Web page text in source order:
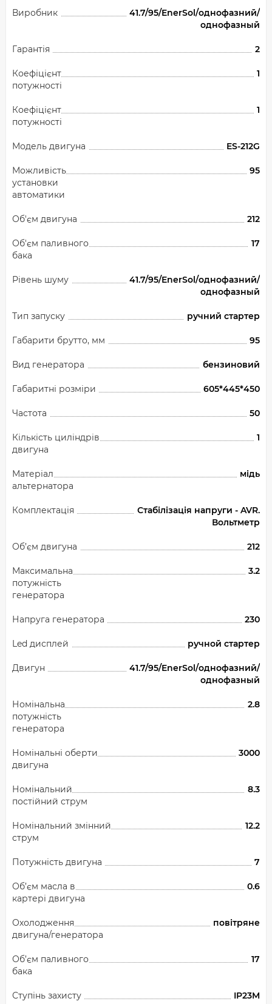
Виробник
41.7/95/EnerSol/однофазний/
однофазный
Гарантія 2
Коефіцієнт
потужності
1
Коефіцієнт
потужності
1
Модель двигуна ES-212G
Можливість
установки
автоматики
95
Об'єм двигуна 212
Об'єм паливного
бака
17
Рівень шуму
41.7/95/EnerSol/однофазний/
однофазный
Тип запуску ручний стартер
Габарити брутто, мм 95
Вид генератора бензиновий
Габаритні розміри 605*445*450
Частота 50
Кількість циліндрів
двигуна
1
Матеріал
альтернатора
мідь
Комплектація
Стабілізація напруги - AVR.
Вольтметр
Об’єм двигуна 212
Максимальна
потужність
генератора
3.2
Напруга генератора 230
Led дисплей ручной стартер
Двигун
41.7/95/EnerSol/однофазний/
однофазный
Номінальна
потужність
генератора
2.8
Номінальні оберти
двигуна
3000
Номінальний
постійний струм
8.3
Номінальний змінний
струм
12.2
Потужність двигуна 7
Об’єм масла в
картері двигуна
0.6
Охолодження
двигуна/генератора
повітряне
Об’єм паливного
бака
17
Ступінь захисту IP23M